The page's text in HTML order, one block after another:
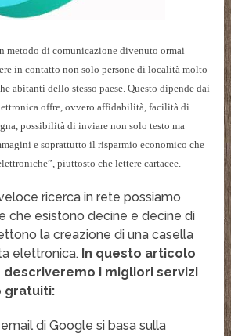
metodo di comunicazione divenuto ormai
in contatto non solo persone di località molto
abitanti dello stesso paese. Questo dipende dai
offre, ovvero affidabilità, facilità di
possibilità di inviare non solo testo ma
e soprattutto il risparmio economico che
piuttosto che lettere cartacee.
ricerca in rete possiamo
che esistono decine e decine di
la creazione di una casella
elettronica. In questo articolo
i migliori servizi
gratuiti:
di Google si basa sulla